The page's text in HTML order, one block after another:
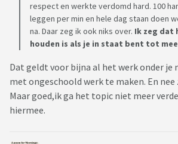
respect en werkte verdomd hard. 100
leggen per min en hele dag staan doen
na. Daar zeg ik ook niks over. Ik zeg dat
houden is als je in staat bent tot
Dat geldt voor bijna al het werk onder je
met ongeschoold werk te maken. En
Maar goed,ik ga het topic niet meer
hiermee.